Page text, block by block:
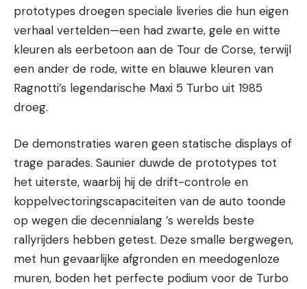
prototypes droegen speciale liveries die hun eigen
verhaal vertelden—een had zwarte, gele en witte
kleuren als eerbetoon aan de Tour de Corse, terwijl
een ander de rode, witte en blauwe kleuren van
Ragnotti’s legendarische Maxi 5 Turbo uit 1985
droeg.
De demonstraties waren geen statische displays of
trage parades. Saunier duwde de prototypes tot
het uiterste, waarbij hij de drift-controle en
koppelvectoringscapaciteiten van de auto toonde
op wegen die decennialang ’s werelds beste
rallyrijders hebben getest. Deze smalle bergwegen,
met hun gevaarlijke afgronden en meedogenloze
muren, boden het perfecte podium voor de Turbo